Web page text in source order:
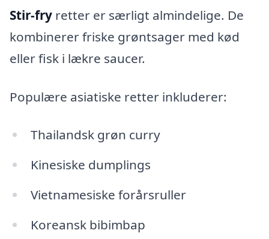
Stir-fry retter er særligt almindelige. De
kombinerer friske grøntsager med kød
eller fisk i lækre saucer.
Populære asiatiske retter inkluderer:
Thailandsk grøn curry
Kinesiske dumplings
Vietnamesiske forårsruller
Koreansk bibimbap